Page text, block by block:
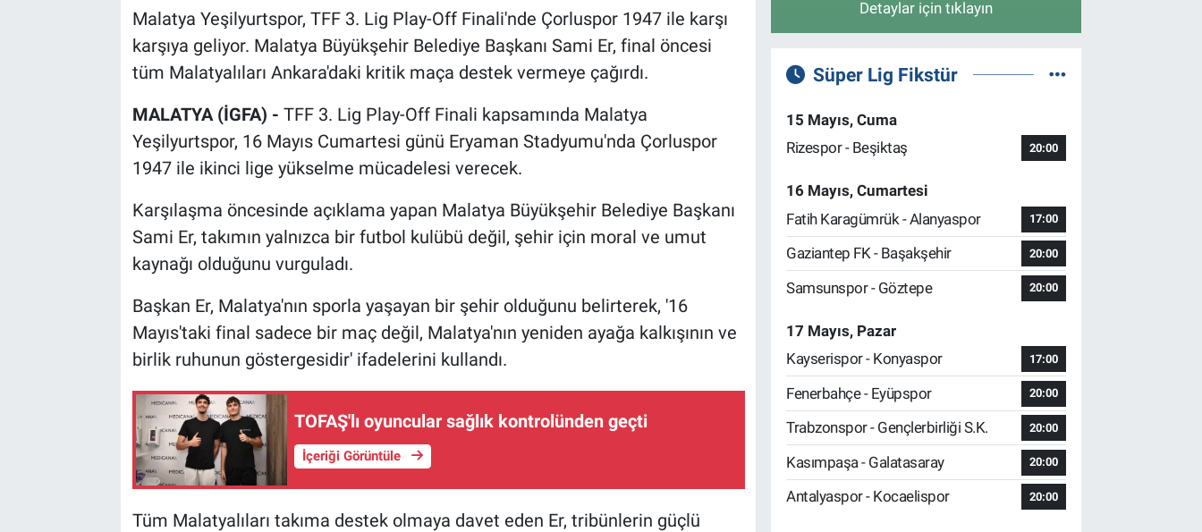
Malatya Yeşilyurtspor, TFF 3. Lig Play-Off Finali'nde Çorluspor 1947 ile karşı
karşıya geliyor. Malatya Büyükşehir Belediye Başkanı Sami Er, final öncesi
tüm Malatyalıları Ankara'daki kritik maça destek vermeye çağırdı.
MALATYA (İGFA) - TFF 3. Lig Play-Off Finali kapsamında Malatya
Yeşilyurtspor, 16 Mayıs Cumartesi günü Eryaman Stadyumu'nda Çorluspor
1947 ile ikinci lige yükselme mücadelesi verecek.
Karşılaşma öncesinde açıklama yapan Malatya Büyükşehir Belediye Başkanı
Sami Er, takımın yalnızca bir futbol kulübü değil, şehir için moral ve umut
kaynağı olduğunu vurguladı.
Başkan Er, Malatya'nın sporla yaşayan bir şehir olduğunu belirterek, '16
Mayıs'taki final sadece bir maç değil, Malatya'nın yeniden ayağa kalkışının ve
birlik ruhunun göstergesidir' ifadelerini kullandı.
TOFAŞ'lı oyuncular sağlık kontrolünden geçti
İçeriği Görüntüle
Tüm Malatyalıları takıma destek olmaya davet eden Er, tribünlerin güçlü
Detaylar için tıklayın
Süper Lig Fikstür
15 Mayıs, Cuma
Rizespor - Beşiktaş
20:00
16 Mayıs, Cumartesi
Fatih Karagümrük - Alanyaspor
17:00
Gaziantep FK - Başakşehir 20:00
Samsunspor - Göztepe 20:00
17 Mayıs, Pazar
Kayserispor - Konyaspor
17:00
Fenerbahçe - Eyüpspor 20:00
Trabzonspor - Gençlerbirliği S.K. 20:00
Kasımpaşa - Galatasaray 20:00
Antalyaspor - Kocaelispor 20:00